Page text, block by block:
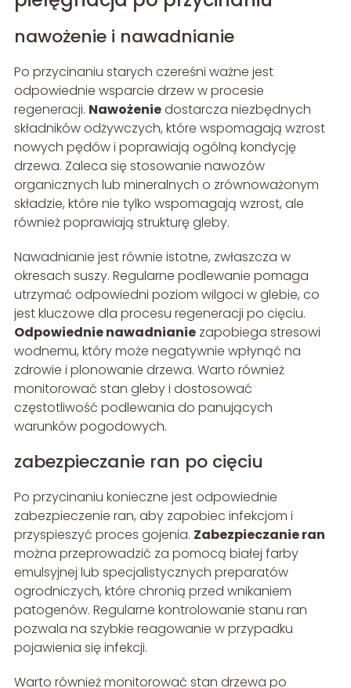
nawożenie i nawadnianie
Po przycinaniu starych czereśni ważne jest
odpowiednie wsparcie drzew w procesie
regeneracji. Nawożeniedostarcza niezbędnych
składników odżywczych, które wspomagają wzrost
nowych pędów i poprawiają ogólną kondycję
drzewa. Zaleca się stosowanie nawozów
organicznych lub mineralnych o zrównoważonym
składzie, które nie tylko wspomagają wzrost, ale
również poprawiają strukturę gleby.
Nawadnianie jest równie istotne, zwłaszcza w
okresach suszy. Regularne podlewanie pomaga
utrzymać odpowiedni poziom wilgoci w glebie, co
jest kluczowe dla procesu regeneracji po cięciu.
Odpowiednie nawadnianiezapobiega stresowi
wodnemu, który może negatywnie wpłynąć na
zdrowie i plonowanie drzewa. Warto również
monitorować stan gleby i dostosować
częstotliwość podlewania do panujących
warunków pogodowych.
zabezpieczanie ran po cięciu
Po przycinaniu konieczne jest odpowiednie
zabezpieczenie ran, aby zapobiec infekcjom i
przyspieszyć proces gojenia. Zabezpieczanie ran
można przeprowadzić za pomocą białej farby
emulsyjnej lub specjalistycznych preparatów
ogrodniczych, które chronią przed wnikaniem
patogenów. Regularne kontrolowanie stanu ran
pozwala na szybkie reagowanie w przypadku
pojawienia się infekcji.
Warto również monitorować stan drzewa po